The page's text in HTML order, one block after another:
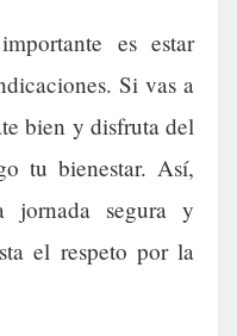
es estar
Si vas a
bien y disfruta del
tu bienestar. Así,
jornada segura y
el respeto por la